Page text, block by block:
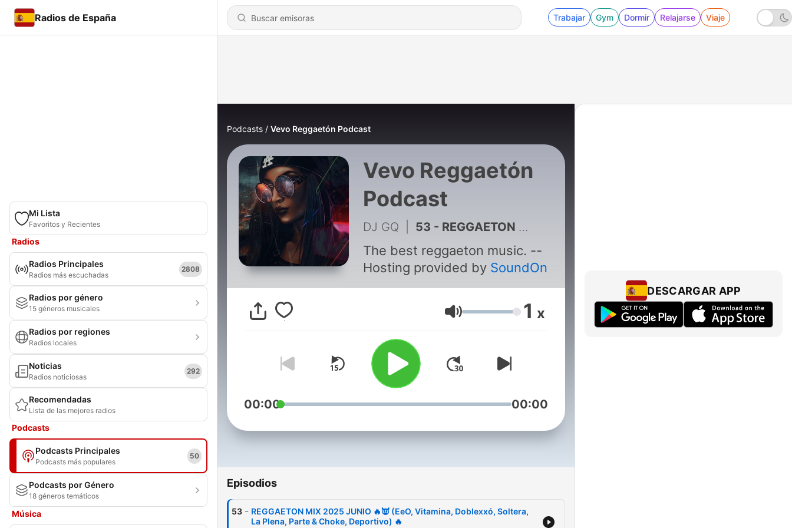
Radios de España Trabajar Gym Dormir Relajarse Viaje
Mi Lista
Favoritos y Recientes
Radios
Radios Principales
Radios más escuchadas
2808
Radios por género
15 géneros musicales
Radios por regiones
Radios locales
Noticias
Radios noticiosas
292
Recomendadas
Lista de las mejores radios
Podcasts
Podcasts Principales
Podcasts más populares
50
Podcasts por Género
18 géneros temáticos
Música
Podcasts Vevo Reggaetón Podcast
Vevo Reggaetón
Podcast
DJ GQ 53 - REGGAETON MIX 2025 JUNIO 🔥👿 (EeO, Vitamina, Doblexxó, Soltera, La Plena, Parte & Choke, Deportivo) 🔥
The best reggaeton music. --
Hosting provided by SoundOn
Volumen 1 x
00:00 00:00
Episodios
53 - REGGAETON MIX 2025 JUNIO 🔥👿 (EeO, Vitamina, Doblexxó, Soltera,
La Plena, Parte & Choke, Deportivo) 🔥
DESCARGAR APP